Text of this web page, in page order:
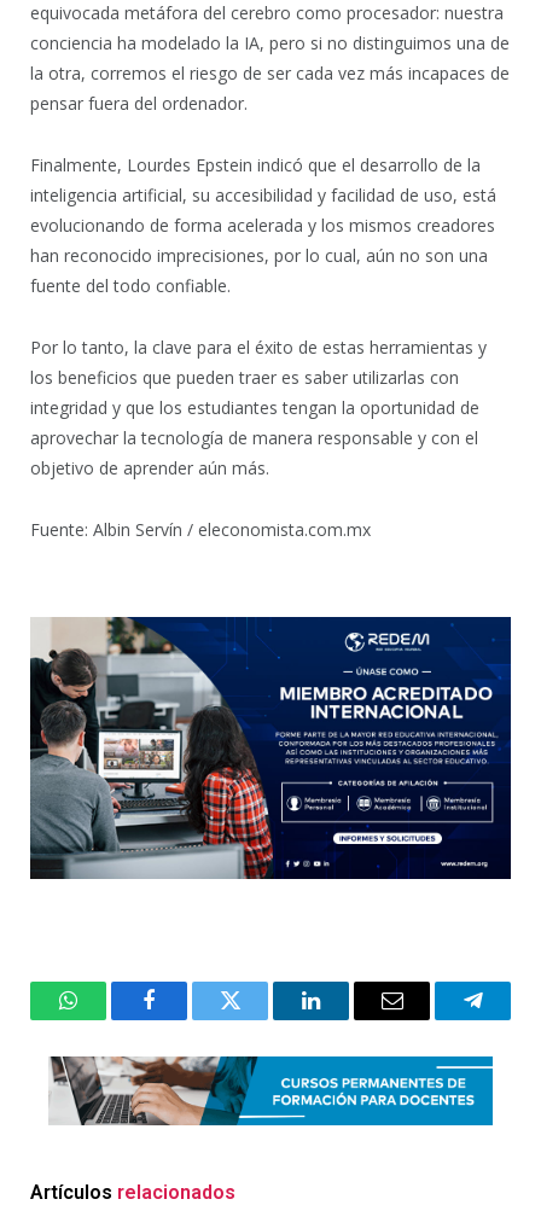
equivocada metáfora del cerebro como procesador: nuestra
conciencia ha modelado la IA, pero si no distinguimos una de
la otra, corremos el riesgo de ser cada vez más incapaces de
pensar fuera del ordenador.
Finalmente, Lourdes Epstein indicó que el desarrollo de la
inteligencia artificial, su accesibilidad y facilidad de uso, está
evolucionando de forma acelerada y los mismos creadores
han reconocido imprecisiones, por lo cual, aún no son una
fuente del todo confiable.
Por lo tanto, la clave para el éxito de estas herramientas y
los beneficios que pueden traer es saber utilizarlas con
integridad y que los estudiantes tengan la oportunidad de
aprovechar la tecnología de manera responsable y con el
objetivo de aprender aún más.
Fuente: Albin Servín / eleconomista.com.mx
WhatsAppFacebookTwitter LinkedInEmail
Artículos relacionados